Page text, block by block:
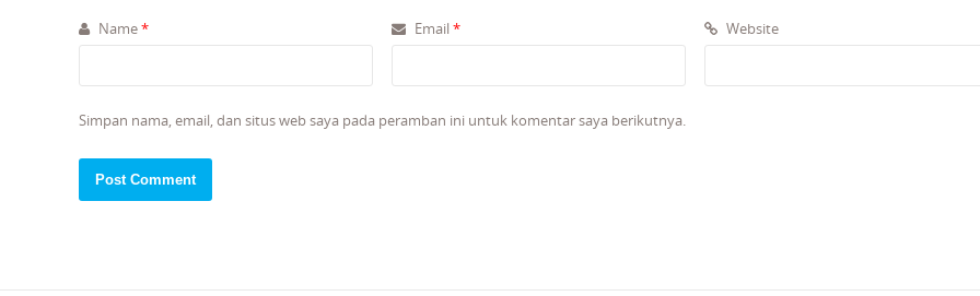
Name* Email * Website
Simpan nama, email, dan situs web saya pada peramban ini untuk komentar saya berikutnya.